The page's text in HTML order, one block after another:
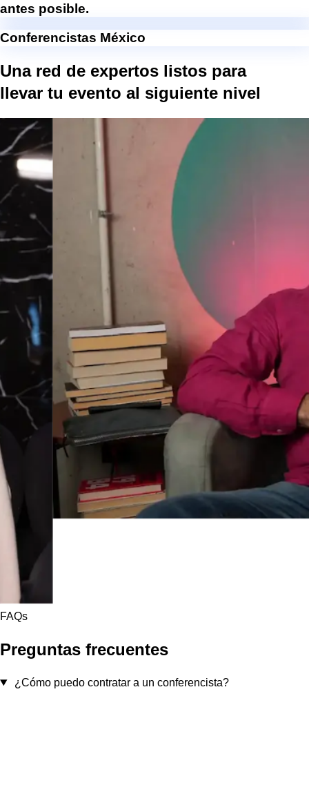
antes posible.
Conferencistas México
Una red de expertos listos para
llevar tu evento al siguiente nivel
FAQs
Preguntas frecuentes
¿Cómo puedo contratar a un conferencista?